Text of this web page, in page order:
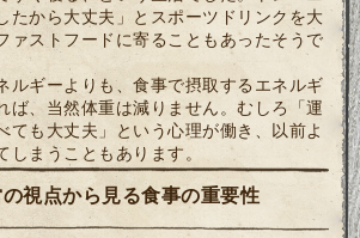
たから大丈夫」とスポーツドリンクを大
ァストフードに寄ることもあったそうで
ルギーよりも、食事で摂取するエネルギ
ば、当然体重は減りません。むしろ「運
ても大丈夫」という心理が働き、以前よ
しまうこともあります。
視点から見る食事の重要性